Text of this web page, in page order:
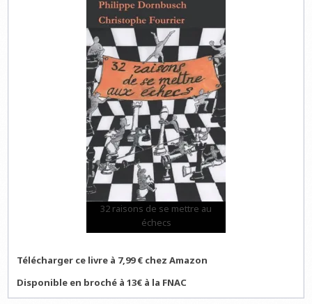
32 raisons de se mettre au
échecs
Télécharger ce livre à 7,99 € chez Amazon
Disponible en broché à 13€ à la FNAC